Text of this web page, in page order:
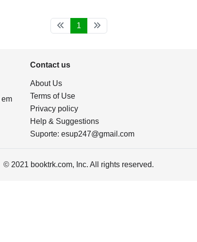
1
em
Contact us
About Us
Terms of Use
Privacy policy
Help & Suggestions
Suporte: esup247@gmail.com
© 2021 booktrk.com, Inc. All rights reserved.